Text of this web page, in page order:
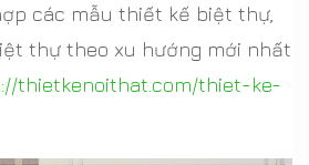
các mẫu thiết kế biệt thự,
thự theo xu hướng mới nhất
thietkenoithat.com/thiet-ke-